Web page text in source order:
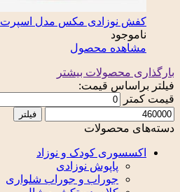
کفش نوزادی مکس مدل اسپرت PLAY TIME
ناموجود
مشاهده محصول
بارگذاری محصولات بیشتر
فیلتر براساس قیمت:
قیمت کمتر
فیلتر
دسته‌های محصولات
اکسسوری کودک و نوزاد
پاپوش نوزادی
جوراب و جوراب شلواری